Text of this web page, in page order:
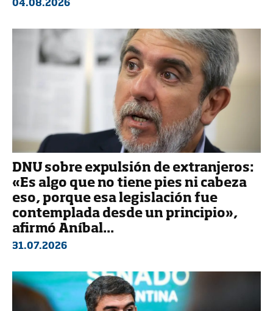
04.08.2026
DNU sobre expulsión de extranjeros:
«Es algo que no tiene pies ni cabeza
eso, porque esa legislación fue
contemplada desde un principio»,
afirmó Aníbal...
31.07.2026